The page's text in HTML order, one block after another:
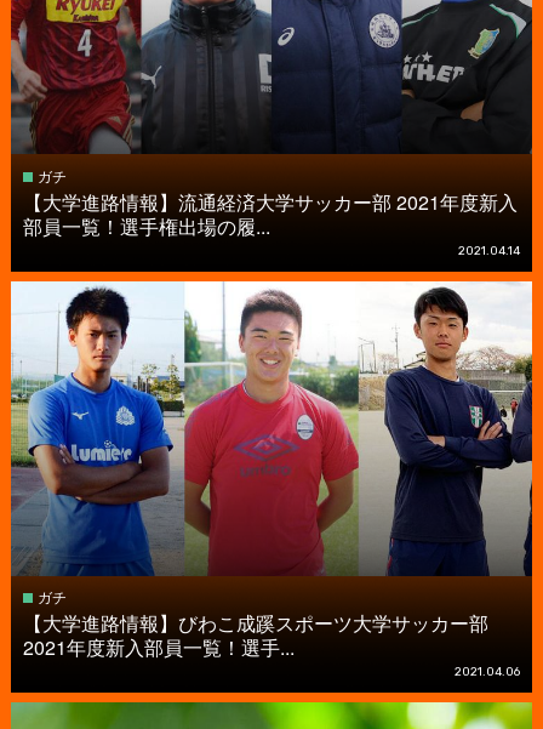
ガチ
【大学進路情報】流通経済大学サッカー部 2021年度新入
部員一覧！選手権出場の履...
2021.04.14
ガチ
【大学進路情報】びわこ成蹊スポーツ大学サッカー部
2021年度新入部員一覧！選手...
2021.04.06